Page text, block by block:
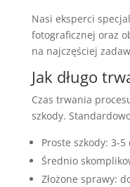
Nasi eksperci
fotograficznej oraz
na najczęściej
Jak długo
Czas trwania
szkody.
Proste szkody: 3-5
Średnio
Złożone sprawy: